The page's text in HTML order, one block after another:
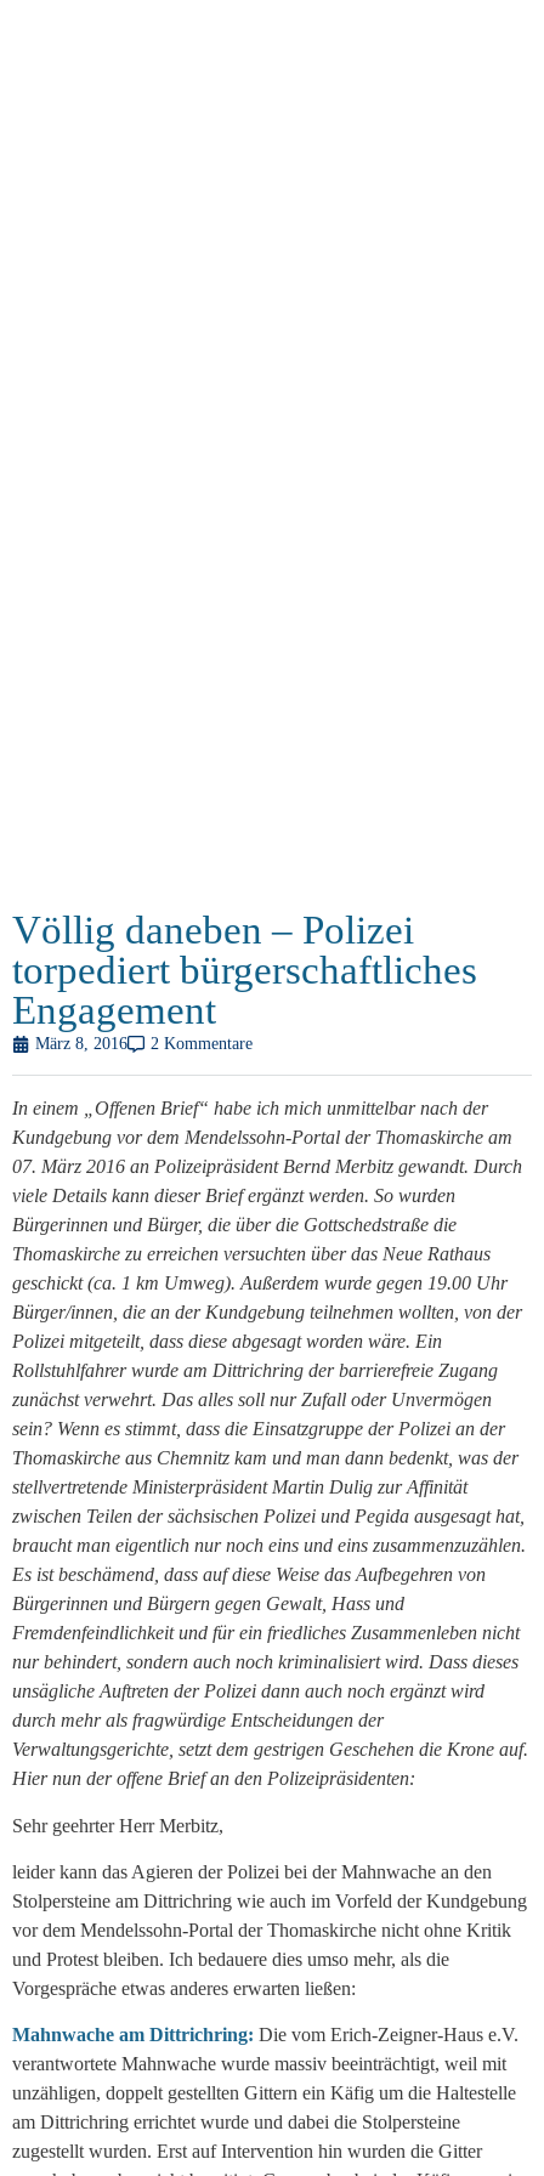
Völlig daneben – Polizei
torpediert bürgerschaftliches
Engagement
März 8, 2016 2 Kommentare
In einem „Offenen Brief“ habe ich mich unmittelbar nach der
Kundgebung vor dem Mendelssohn-Portal der Thomaskirche am
07. März 2016 an Polizeipräsident Bernd Merbitz gewandt. Durch
viele Details kann dieser Brief ergänzt werden. So wurden
Bürgerinnen und Bürger, die über die Gottschedstraße die
Thomaskirche zu erreichen versuchten über das Neue Rathaus
geschickt (ca. 1 km Umweg). Außerdem wurde gegen 19.00 Uhr
Bürger/innen, die an der Kundgebung teilnehmen wollten, von der
Polizei mitgeteilt, dass diese abgesagt worden wäre. Ein
Rollstuhlfahrer wurde am Dittrichring der barrierefreie Zugang
zunächst verwehrt. Das alles soll nur Zufall oder Unvermögen
sein? Wenn es stimmt, dass die Einsatzgruppe der Polizei an der
Thomaskirche aus Chemnitz kam und man dann bedenkt, was der
stellvertretende Ministerpräsident Martin Dulig zur Affinität
zwischen Teilen der sächsischen Polizei und Pegida ausgesagt hat,
braucht man eigentlich nur noch eins und eins zusammenzuzählen.
Es ist beschämend, dass auf diese Weise das Aufbegehren von
Bürgerinnen und Bürgern gegen Gewalt, Hass und
Fremdenfeindlichkeit und für ein friedliches Zusammenleben nicht
nur behindert, sondern auch noch kriminalisiert wird. Dass dieses
unsägliche Auftreten der Polizei dann auch noch ergänzt wird
durch mehr als fragwürdige Entscheidungen der
Verwaltungsgerichte, setzt dem gestrigen Geschehen die Krone auf.
Hier nun der offene Brief an den Polizeipräsidenten:
Sehr geehrter Herr Merbitz,
leider kann das Agieren der Polizei bei der Mahnwache an den
Stolpersteine am Dittrichring wie auch im Vorfeld der Kundgebung
vor dem Mendelssohn-Portal der Thomaskirche nicht ohne Kritik
und Protest bleiben. Ich bedauere dies umso mehr, als die
Vorgespräche etwas anderes erwarten ließen:
Mahnwache am Dittrichring: Die vom Erich-Zeigner-Haus e.V.
verantwortete Mahnwache wurde massiv beeinträchtigt, weil mit
unzähligen, doppelt gestellten Gittern ein Käfig um die Haltestelle
am Dittrichring errichtet wurde und dabei die Stolpersteine
zugestellt wurden. Erst auf Intervention hin wurden die Gitter